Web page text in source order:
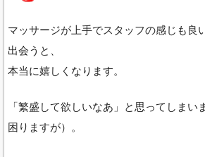
マッサージが上手でスタッフの感じも良
出会うと、
本当に嬉しくなります。
「繁盛して欲しいなあ」と思ってしまい
困りますが）。